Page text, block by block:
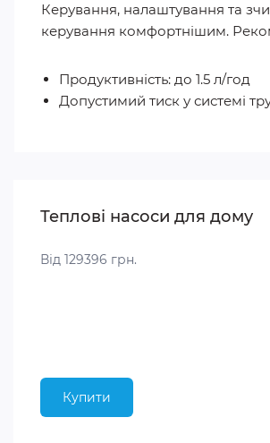
Керування, налаштування та
керування комфортнішим.
Продуктивність: до 1.5 л/год
Допустимий тиск у системі
Теплові насоси для дому
Від 129396 грн.
Купити